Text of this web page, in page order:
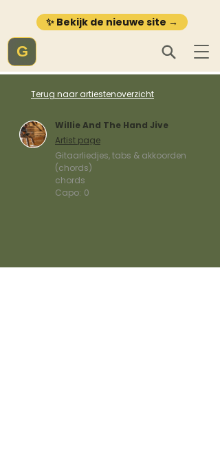
✨ Bekijk de nieuwe site →
G
Terug naar artiestenoverzicht
Willie And The Hand Jive
Artist page
Gitaarliedjes, tabs & akkoorden
(chords)
chords
Capo: 0